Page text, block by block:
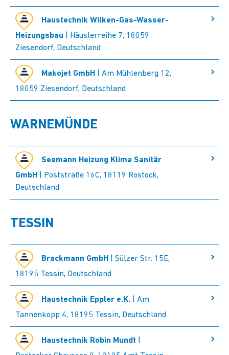
Haustechnik Wilken-Gas-Wasser-
Heizungsbau | Häuslerreihe 7, 18059
Ziesendorf, Deutschland
Makojet GmbH | Am Mühlenberg 12,
18059 Ziesendorf, Deutschland
WARNEMÜNDE
Seemann Heizung Klima Sanitär
GmbH
| Poststraße 16C, 18119 Rostock,
Deutschland
TESSIN
Brackmann GmbH | Sülzer Str. 15E,
18195 Tessin, Deutschland
Haustechnik Eppler e.K. | Am
Tannenkopp 4, 18195 Tessin, Deutschland
Haustechnik Robin Mundt